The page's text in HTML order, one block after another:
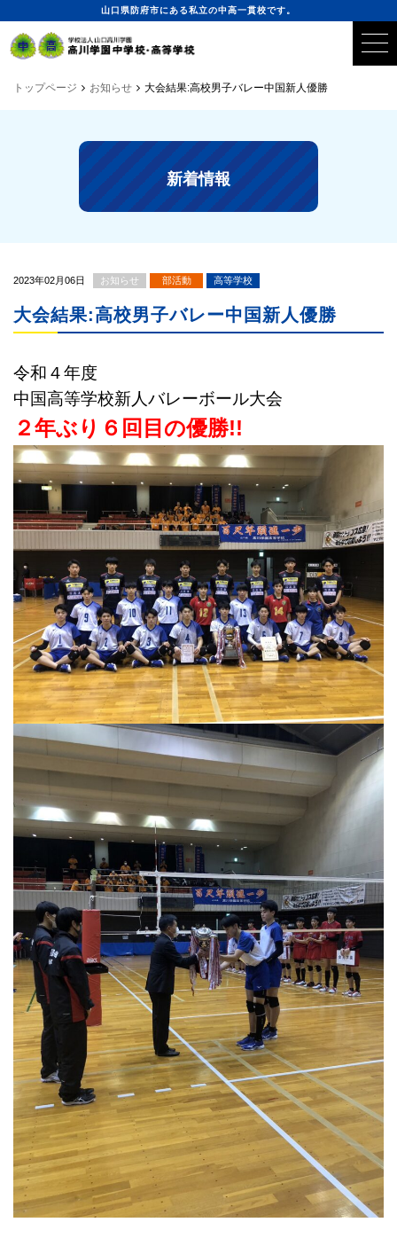
山口県防府市にある私立の中高一貫校です。
トップページ お知らせ 大会結果:高校男子バレー中国新人優勝
新着情報
2023年02月06日 お知らせ 部活動 高等学校
大会結果:高校男子バレー中国新人優勝
令和４年度
中国高等学校新人バレーボール大会
２年ぶり６回目の優勝!!